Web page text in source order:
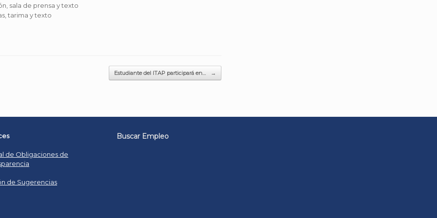
Estudiante del ITAP participará en… →
de Obligaciones de
de Sugerencias
Buscar Empleo